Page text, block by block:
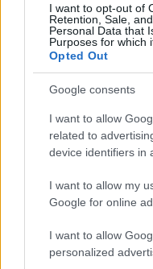
I want to opt-out of
Retention, Sale,
Personal Data that
Purposes for which
Opted Out
Google consents
I want to allow
related to
device identifiers in
I want to allow my
Google for online
I want to allow
personalized
sezioneLogin
cliccandoqui
TEMI: Criptovalute
Dogecoin
Monete Digitali
i tuoi
345